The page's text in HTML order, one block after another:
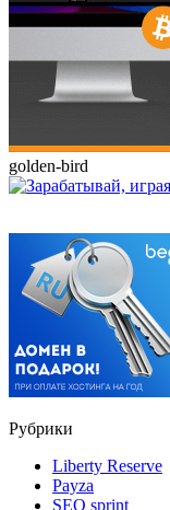
golden-bird
Рубрики
Liberty Reserve
Payza
SEO sprint